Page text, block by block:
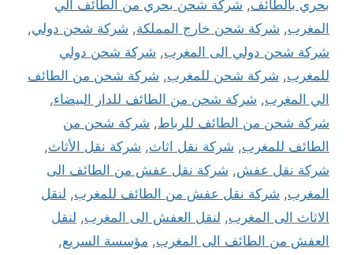
بحري بالطائف, شركة شحن بحري من الطائف الي
المغرب, شركة شحن خارج المملكة, شركة شحن دولي,
شركة شحن دولي الى المغرب, شركة شحن دولي
للمغرب, شركة شحن للمغرب, شركة شحن من الطائف
الي المغرب, شركة شحن من الطائف للدار البيضاء,
شركة شحن من الطائف للرباط, شركة شحن من
الطائف للمغرب, شركة نقل اثاث, شركة نقل الأثاث,
شركة نقل عفش, شركة نقل عفش من الطائف الى
المغرب, شركة نقل عفش من الطائف للمغرب, لنقل
الاثاث الى المغرب, لنقل العفش الى المغرب, لنقل
العفش من الطائف الى المغرب, مؤسسة السريع,